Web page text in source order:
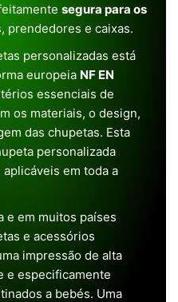
segura para os
prendedores e caixas.
personalizadas está
europeia NF EN
essenciais de
os materiais, o design,
das chupetas. Esta
personalizada
em toda a
e em muitos países
e acessórios
impressão de alta
e especificamente
a bebés. Uma